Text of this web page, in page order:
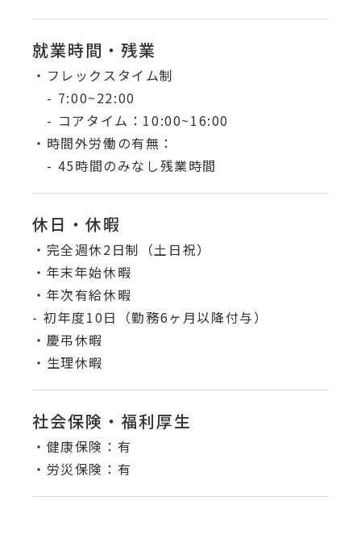
就業時間・残業
・フレックスタイム制
- 7:00~22:00
- コアタイム：10:00~16:00
・時間外労働の有無：
- 45時間のみなし残業時間
休日・休暇
・完全週休2日制（土日祝）
・年末年始休暇
・年次有給休暇
- 初年度10日（勤務6ヶ月以降付与）
・慶弔休暇
・生理休暇
社会保険・福利厚生
・健康保険：有
・労災保険：有